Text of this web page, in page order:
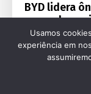
BYD lidera
mercado
Usamos
experiência em